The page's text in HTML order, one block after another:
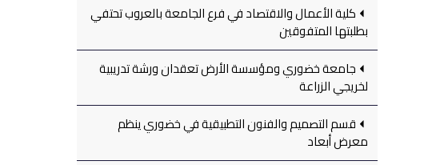
كلية الأعمال والاقتصاد في فرع الجامعة بالعروب تحتفي
بطلبتها المتفوقين
جامعة خضوري ومؤسسة الأرض تعقدان ورشة تدريبية
لخريجي الزراعة
قسم التصميم والفنون التطبيقية في خضوري ينظم
معرض أبعاد